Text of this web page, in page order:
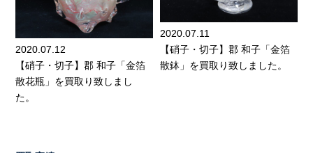
2020.07.12
【硝子・切子】郡 和子「金箔
散花瓶」を買取り致しまし
た。
2020.07.11
【硝子・切子】郡 和子「金箔
散鉢」を買取り致しました。